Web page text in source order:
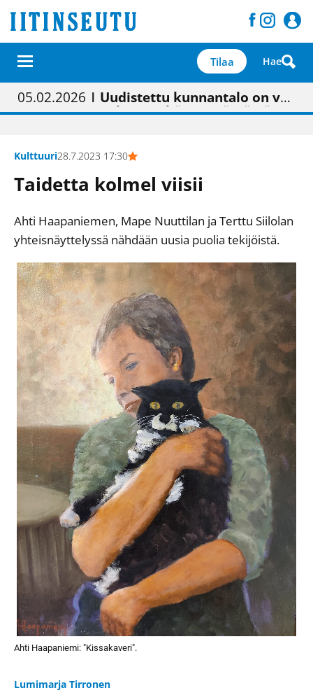
Tilaa Hae
01.02.2026 | Painon vaihtumisen pitäisi näkyä hieman parempana painojäljen laatuna lehdessä
05.02.2026 | Uudistettu kunnantalo on valoisa
23.04.2026 | “Olemme käynnistämässä uudelleen keskustavisiotyön”
09.05.2026| "Maalla on totuttu elämään omavaraisemmin kuin kaupungissa"
Kulttuuri28.7.2023 17:30
Taidetta kolmel viisii
Ahti Haapaniemen, Mape Nuuttilan ja Terttu Siilolan
yhteisnäyttelyssä nähdään uusia puolia tekijöistä.
Ahti Haapaniemi: "Kissakaveri".
Lumimarja Tirronen